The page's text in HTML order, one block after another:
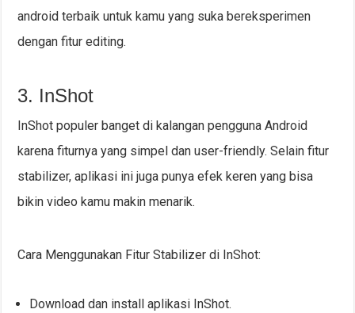
android terbaik untuk kamu yang suka bereksperimen
dengan fitur editing.
3. InShot
InShot populer banget di kalangan pengguna Android
karena fiturnya yang simpel dan user-friendly. Selain fitur
stabilizer, aplikasi ini juga punya efek keren yang bisa
bikin video kamu makin menarik.
Cara Menggunakan Fitur Stabilizer di InShot:
Download dan install aplikasi InShot.